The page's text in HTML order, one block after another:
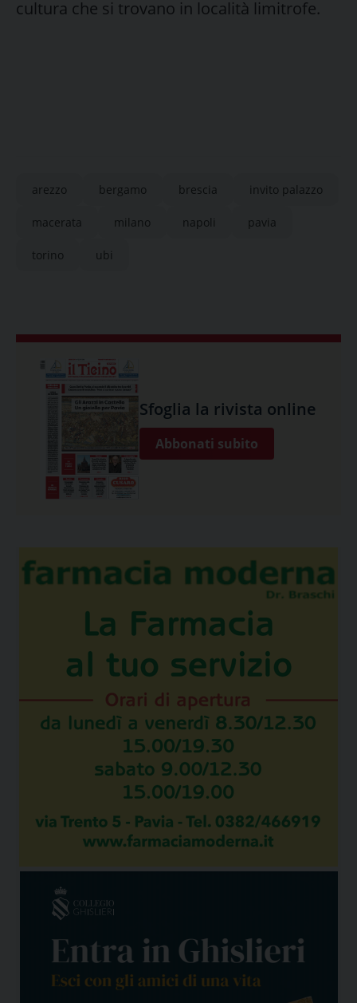
cultura che si trovano in località limitrofe.
arezzo bergamo brescia invito palazzo
macerata milano napoli pavia
torino ubi
Sfoglia la rivista online
Abbonati subito